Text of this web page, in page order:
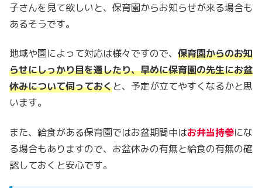
子さんを見て欲しいと、保育園からお知らせが来る場合も
あるそうです。
地域や園によって対応は様々ですので、 保育園からのお知
らせにしっかり目を通したり、早めに保育園の先生にお盆
休みについて伺っておくと、予定が立てやすくなるかと思
います。
また、給食がある保育園ではお盆期間中はお弁当持参にな
る場合もありますので、お盆休みの有無と給食の有無の確
認しておくと安心です。